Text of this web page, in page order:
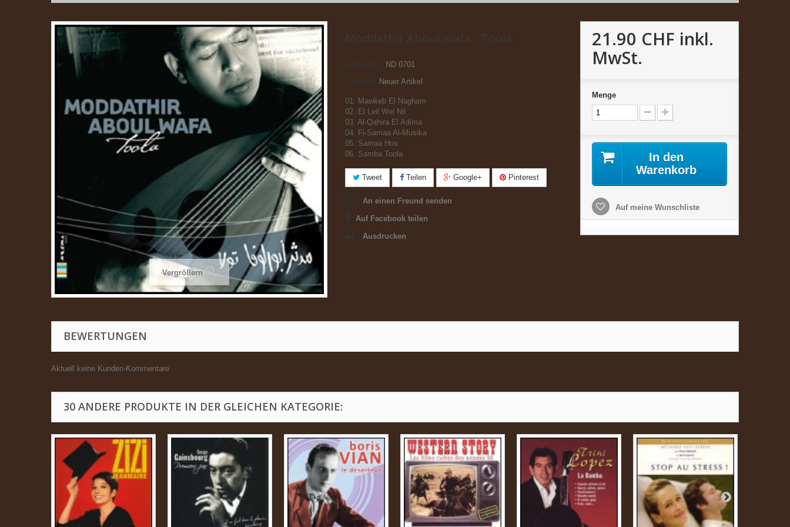
Vergrößern
Moddathir Aboul Wafa - Toola
Artikel-Nr.:
ND 0701
Zustand:
Neuer Artikel
01. Mawkeb El Nagham
02. El Leil Wel Nil
03. Al-Qahira El Adima
04. Fi-Samaa Al-Musika
05. Samaa Hos
06. Samba Toola
Tweet Teilen Google+ Pinterest
An einen Freund senden
Auf Facebook teilen
Ausdrucken
21.90 CHF inkl.
MwSt.
Menge
In den
Warenkorb
Auf meine Wunschliste
BEWERTUNGEN
Aktuell keine Kunden-Kommentare
30 ANDERE PRODUKTE IN DER GLEICHEN KATEGORIE: